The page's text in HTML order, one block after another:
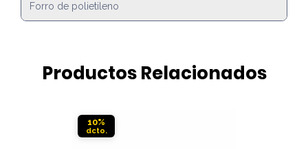
Forro de polietileno
Productos Relacionados
10%